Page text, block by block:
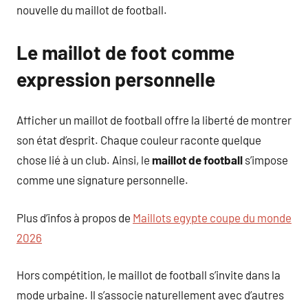
nouvelle du maillot de football.
Le maillot de foot comme
expression personnelle
Afficher un maillot de football offre la liberté de montrer
son état d’esprit. Chaque couleur raconte quelque
chose lié à un club. Ainsi, le maillot de football s’impose
comme une signature personnelle.
Plus d’infos à propos de Maillots egypte coupe du monde
2026
Hors compétition, le maillot de football s’invite dans la
mode urbaine. Il s’associe naturellement avec d’autres